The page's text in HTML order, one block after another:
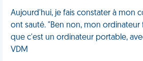
Aujourd'hui, je fais constater à mon
ont sauté. "Ben non, mon ordinateur
que c'est un ordinateur portable,
VDM